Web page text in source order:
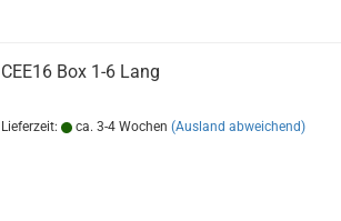
CEE16 Box 1-6 Lang
Lieferzeit: ca. 3-4 Wochen (Ausland abweichend)